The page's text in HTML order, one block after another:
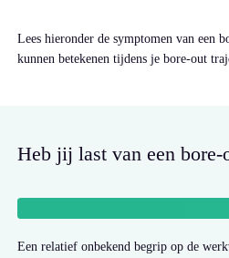
Lees hieronder de symptomen van een
kunnen betekenen tijdens je bore-out
Heb jij last van een bore-
Een relatief onbekend begrip op de